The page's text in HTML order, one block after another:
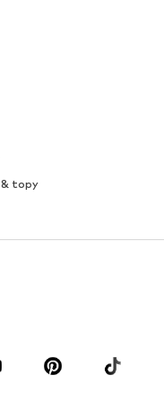
& topy
& tuniky